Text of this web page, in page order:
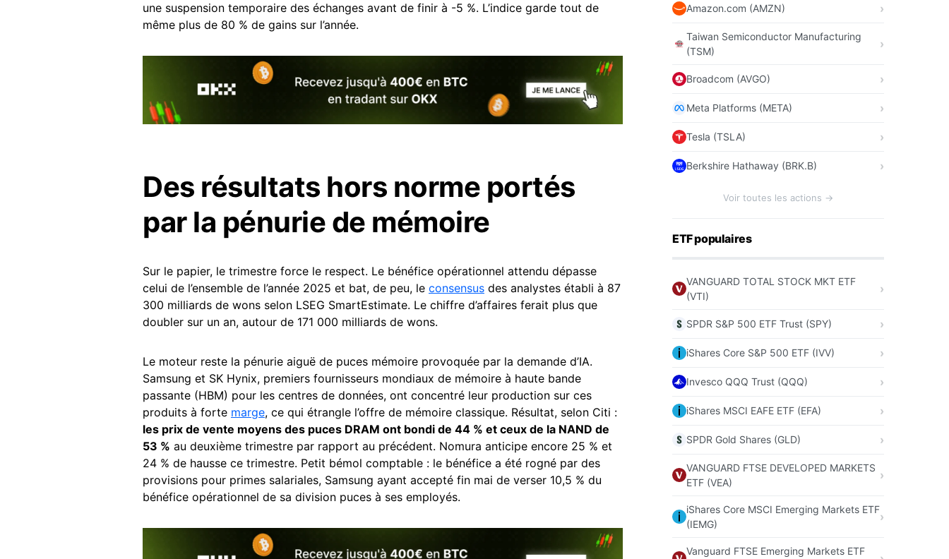
une suspension temporaire des échanges avant de finir à -5 %. L’indice garde tout de
même plus de 80 % de gains sur l’année.
Des résultats hors norme portés
par la pénurie de mémoire
Sur le papier, le trimestre force le respect. Le bénéfice opérationnel attendu dépasse
celui de l’ensemble de l’année 2025 et bat, de peu, le consensus des analystes établi à 87
300 milliards de wons selon LSEG SmartEstimate. Le chiffre d’affaires ferait plus que
doubler sur un an, autour de 171 000 milliards de wons.
Le moteur reste la pénurie aiguë de puces mémoire provoquée par la demande d’IA.
Samsung et SK Hynix, premiers fournisseurs mondiaux de mémoire à haute bande
passante (HBM) pour les centres de données, ont concentré leur production sur ces
produits à forte marge, ce qui étrangle l’offre de mémoire classique. Résultat, selon Citi :
les prix de vente moyens des puces DRAM ont bondi de 44 % et ceux de la NAND de
53 % au deuxième trimestre par rapport au précédent. Nomura anticipe encore 25 % et
24 % de hausse ce trimestre. Petit bémol comptable : le bénéfice a été rogné par des
provisions pour primes salariales, Samsung ayant accepté fin mai de verser 10,5 % du
bénéfice opérationnel de sa division puces à ses employés.
Amazon.com (AMZN)
Taiwan Semiconductor Manufacturing
(TSM)
Broadcom (AVGO)
Meta Platforms (META)
Tesla (TSLA)
Berkshire Hathaway (BRK.B)
Voir toutes les actions →
ETF populaires
VANGUARD TOTAL STOCK MKT ETF
(VTI)
SPDR S&P 500 ETF Trust (SPY)
iShares Core S&P 500 ETF (IVV)
Invesco QQQ Trust (QQQ)
iShares MSCI EAFE ETF (EFA)
SPDR Gold Shares (GLD)
VANGUARD FTSE DEVELOPED MARKETS
ETF (VEA)
iShares Core MSCI Emerging Markets ETF
(IEMG)
Vanguard FTSE Emerging Markets ETF